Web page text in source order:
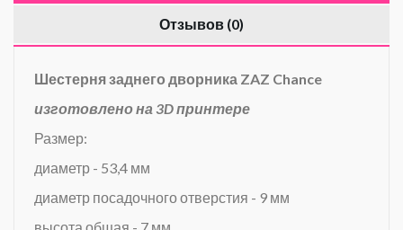
Отзывов (0)
Шестерня заднего дворника ZAZ Chance
изготовлено на 3D принтере
Размер:
диаметр - 53,4 мм
диаметр посадочного отверстия - 9 мм
высота общая - 7 мм